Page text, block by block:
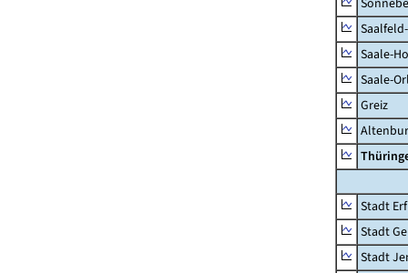
Saale-
Saale-
Greiz
Stadt
Stadt
Stadt